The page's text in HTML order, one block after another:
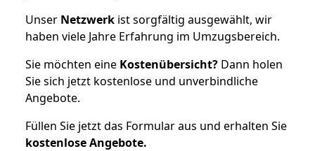
Unser Netzwerk ist sorgfältig ausgewählt, wir
haben viele Jahre Erfahrung im Umzugsbereich.
Sie möchten eine Kostenübersicht? Dann holen
Sie sich jetzt kostenlose und unverbindliche
Angebote.
Füllen Sie jetzt das Formular aus und erhalten Sie
kostenloseAngebote.